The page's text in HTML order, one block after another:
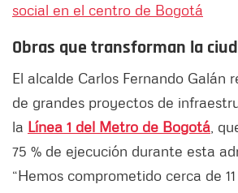
social en el centro de Bogotá
Obras que transforman la
El alcalde Carlos Fernando Galán
de grandes proyectos de
la Línea 1 del Metro de Bogotá ,
75 % de ejecución durante esta
“Hemos comprometido cerca de